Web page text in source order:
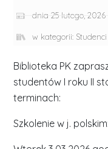
dnia 25 lutego, 2026
w kategorii: Studenci
Biblioteka PK
studentów I roku II
terminach:
Szkolenie w j. polskim: